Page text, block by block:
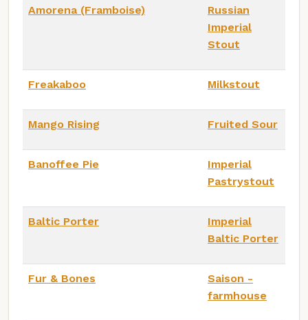
Amorena (Framboise)
Russian
Imperial
Stout
Freakaboo Milkstout
Mango Rising Fruited Sour
Banoffee Pie
Imperial
Pastrystout
Baltic Porter
Imperial
Baltic Porter
Fur & Bones
Saison -
farmhouse